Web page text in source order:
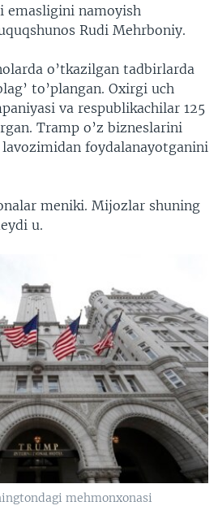
emasligini namoyish
Rudi Mehrboniy.
o’tkazilgan tadbirlarda
to’plangan. Oxirgi uch
va respublikachilar 125
Tramp o’z bizneslarini
foydalanayotganini
meniki. Mijozlar shuning
u.
mehmonxonasi